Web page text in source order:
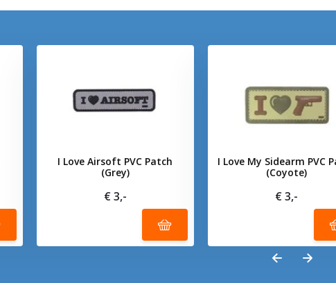
I Love Airsoft PVC Patch
(Grey)
€ 3,-
I Love My Sidearm PVC
(Coyote)
€ 3,-